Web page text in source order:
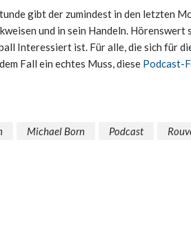
gibt der zumindest in den letzten
und in sein Handeln. Hörenswert
Interessiert ist. Für alle, die sich für
Fall ein echtes Muss, diese Podcast-
Michael Born Podcast